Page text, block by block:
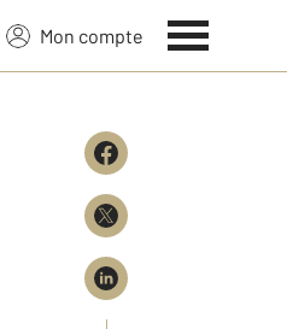
Mon compte